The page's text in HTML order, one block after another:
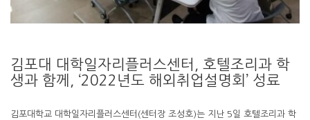
김포대 대학일자리플러스센터, 호텔조리과 학
생과 함께, ‘2022년도 해외취업설명회’ 성료
김포대학교 대학일자리플러스센터(센터장 조성호)는 지난 5일 호텔조리과 학